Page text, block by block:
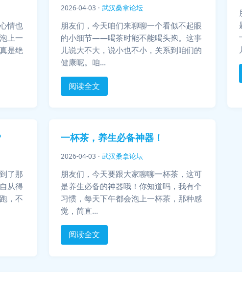
情也
上一
是绝
2026-04-03 · 武汉桑拿论坛
朋友们，今天咱们来聊聊一个看似不起眼
的小细节——喝茶时能不能喝头孢。这事
儿说大不大，说小也不小，关系到咱们的
健康呢。咱...
阅读全文
了那
从得
，不
一杯茶，养生必备神器！
2026-04-03 · 武汉桑拿论坛
朋友们，今天要跟大家聊聊一杯茶，这可
是养生必备的神器哦！你知道吗，我有个
习惯，每天下午都会泡上一杯茶，那种感
觉，简直...
阅读全文